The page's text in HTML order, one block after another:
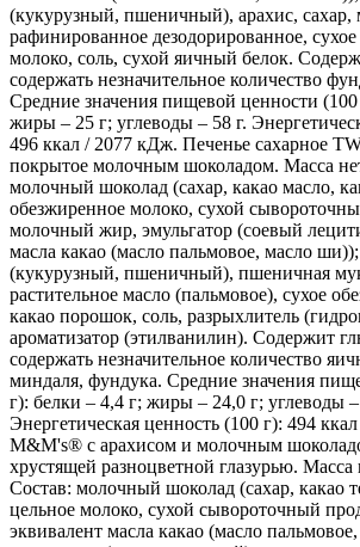
(кукурузный, пшеничный), арахис, сахар,
рафинированное дезодорированное,
молоко, соль, сухой яичный белок.
содержать незначительное количество
Средние значения пищевой ценности (100
жиры – 25 г; углеводы – 58 г.
496 ккал / 2077 кДж. Печенье сахарное
покрытое молочным шоколадом. Масса
молочный шоколад (сахар, какао масло,
обезжиренное молоко, сухой
молочный жир, эмульгатор (соевый
масла какао (масло пальмовое, масло
(кукурузный, пшеничный), пшеничная
растительное масло (пальмовое), сухое
какао порошок, соль, разрыхлитель
ароматизатор (этилванилин). Содержит
содержать незначительное количество
миндаля, фундука. Средние значения
г): белки – 4,4 г; жиры – 24,0 г; углеводы –
Энергетическая ценность (100 г): 494
M&M's® c арахисом и молочным
хрустящей разноцветной глазурью. Масса
Состав: молочный шоколад (сахар, какао
цельное молоко, сухой сывороточный
эквивалент масла какао (масло